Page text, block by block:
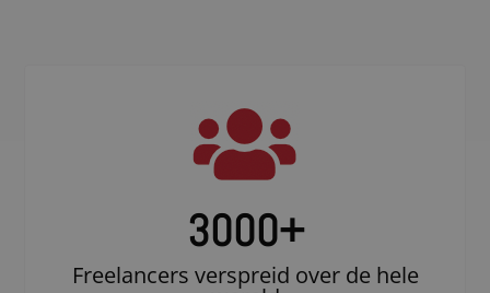
3000+
Freelancers verspreid over de hele